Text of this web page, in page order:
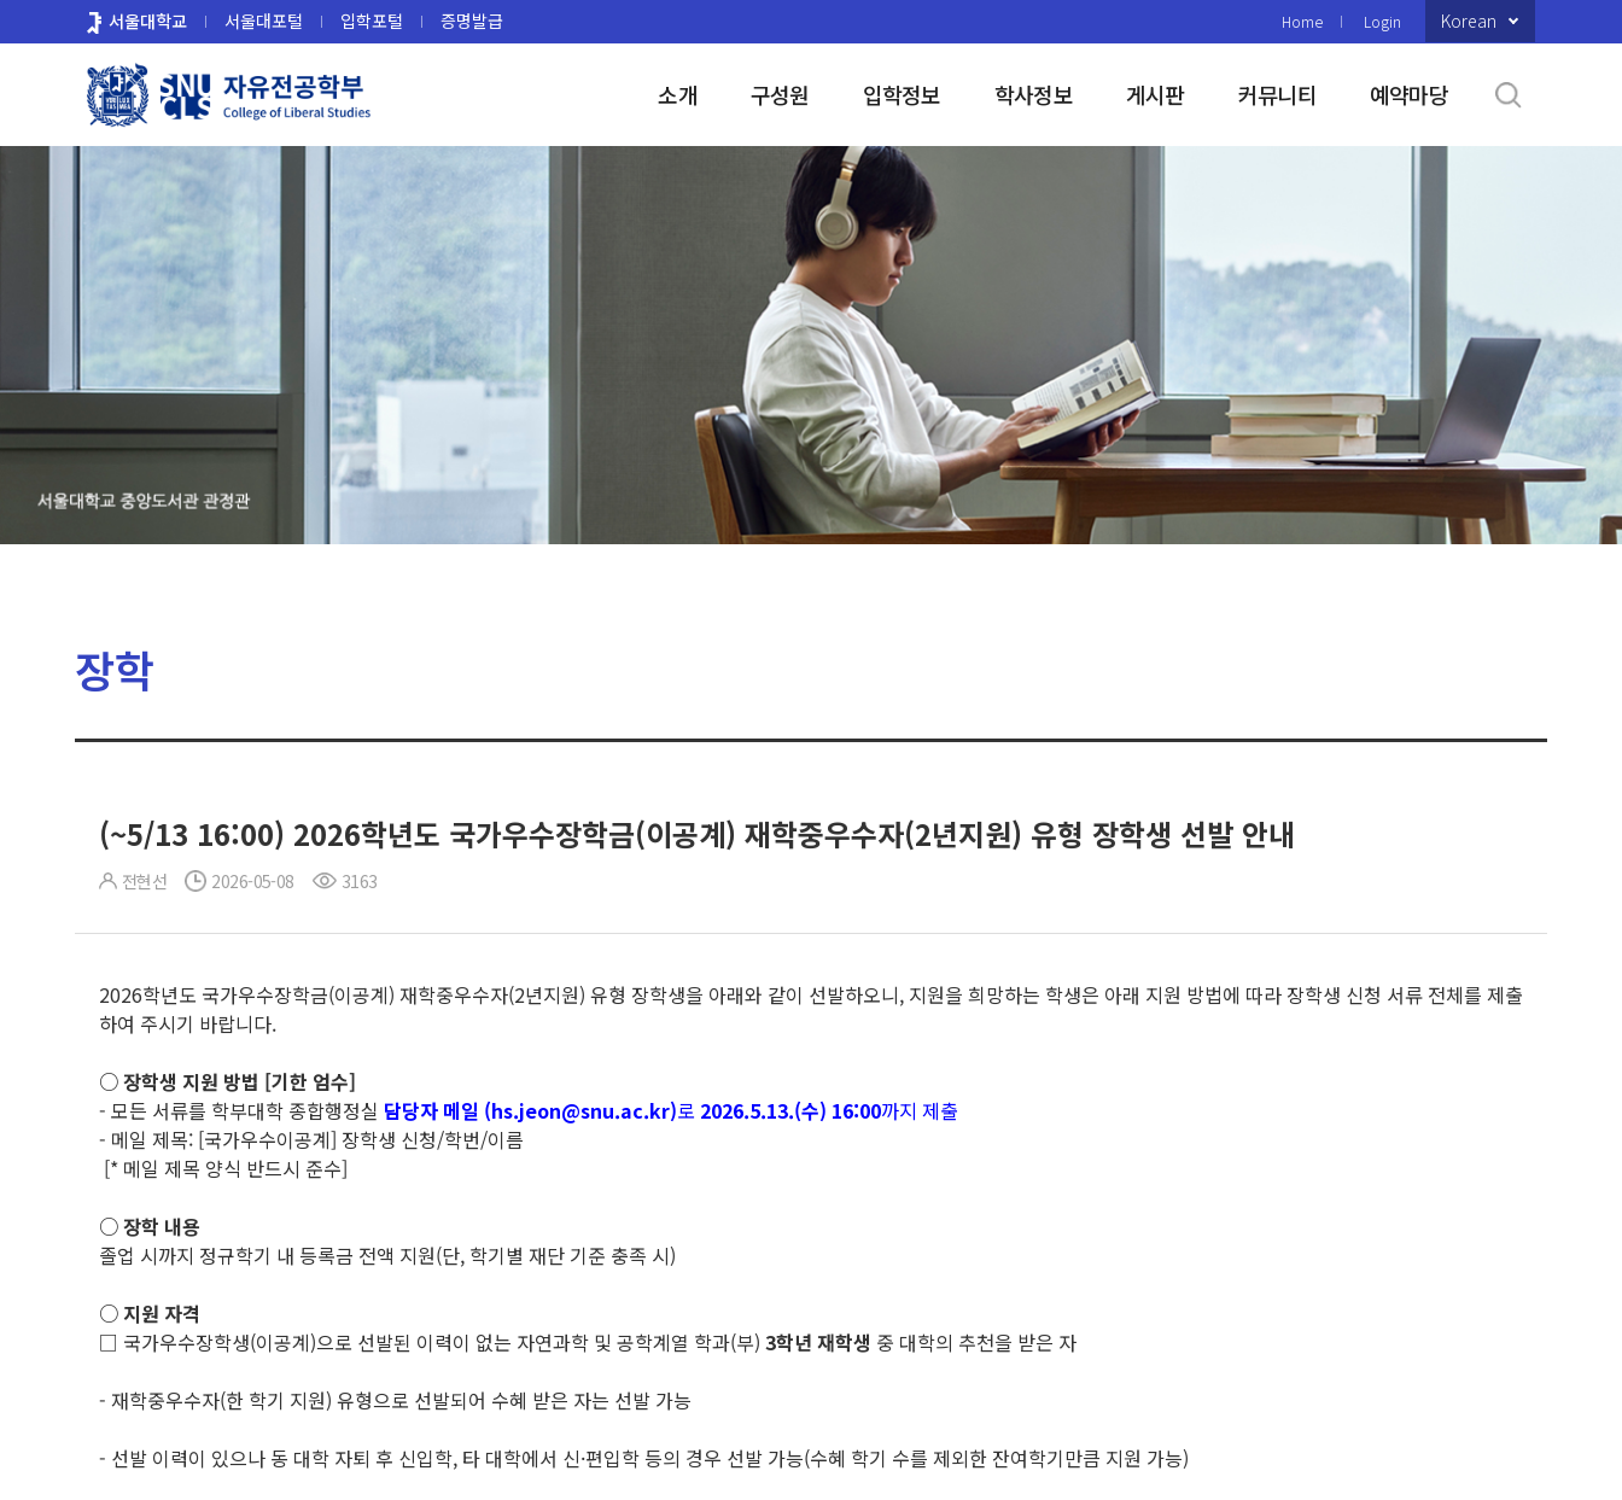
로
서울대학교 서울대포털 입학포털 증명발급 Home Login Korean
소개 구성원 입학정보 학사정보 게시판 커뮤니티 예약마당
장학
(~5/13 16:00) 2026학년도 국가우수장학금(이공계) 재학중우수자(2년지원) 유형 장학생 선발 안내
전현선 2026-05-08 3163
2026학년도 국가우수장학금(이공계) 재학중우수자(2년지원) 유형 장학생을 아래와 같이 선발하오니, 지원을 희망하는 학생은 아래 지원 방법에 따라 장학생 신청 서류 전체를 제출
하여 주시기 바랍니다.
○ 장학생 지원 방법 [기한 엄수]
- 모든 서류를 학부대학 종합행정실 담당자 메일 (hs.jeon@snu.ac.kr)로 2026.5.13.(수) 16:00까지 제출
- 메일 제목: [국가우수이공계] 장학생 신청/학번/이름
[* 메일 제목 양식 반드시 준수]
○ 장학 내용
졸업 시까지 정규학기 내 등록금 전액 지원(단, 학기별 재단 기준 충족 시)
○ 지원 자격
□ 국가우수장학생(이공계)으로 선발된 이력이 없는 자연과학 및 공학계열 학과(부) 3학년 재학생 중 대학의 추천을 받은 자
- 재학중우수자(한 학기 지원) 유형으로 선발되어 수혜 받은 자는 선발 가능
- 선발 이력이 있으나 동 대학 자퇴 후 신입학, 타 대학에서 신·편입학 등의 경우 선발 가능(수혜 학기 수를 제외한 잔여학기만큼 지원 가능)